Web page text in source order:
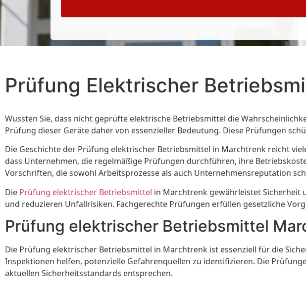
Prüfung Elektrischer
Wussten Sie, dass nicht geprüfte elektrische Betriebsmittel die
Prüfung dieser Geräte daher von essenzieller Bedeutung. Diese Prüfungen
Die Geschichte der Prüfung elektrischer Betriebsmittel in Marchtrenk reicht
dass Unternehmen, die regelmäßige Prüfungen durchführen, ihre
Vorschriften, die sowohl Arbeitsprozesse als auch Unternehmensreputation
Die Prüfung elektrischer Betriebsmittel in Marchtrenk gewährleistet Sicherheit
und reduzieren Unfallrisiken. Fachgerechte Prüfungen erfüllen gesetzliche
Prüfung elektrischer Betriebsmittel
Die Prüfung elektrischer Betriebsmittel in Marchtrenk ist essenziell für die
Inspektionen helfen, potenzielle Gefahrenquellen zu identifizieren. Die
aktuellen Sicherheitsstandards entsprechen.